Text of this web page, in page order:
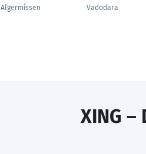
Algermissen
Vadodara
XING